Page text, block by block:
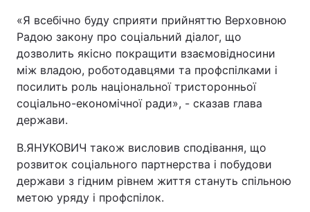
«Я всебічно буду сприяти прийняттю Верховною
Радою закону про соціальний діалог, що
дозволить якісно покращити взаємовідносини
між владою, роботодавцями та профспілками і
посилить роль національної тристоронньої
соціально-економічної ради», - сказав глава
держави.
В.ЯНУКОВИЧ також висловив сподівання, що
розвиток соціального партнерства і побудови
держави з гідним рівнем життя стануть спільною
метою уряду і профспілок.